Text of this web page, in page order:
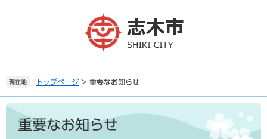
。
て
現在地 トップページ > 重要なお知らせ
本
重要なお知らせ